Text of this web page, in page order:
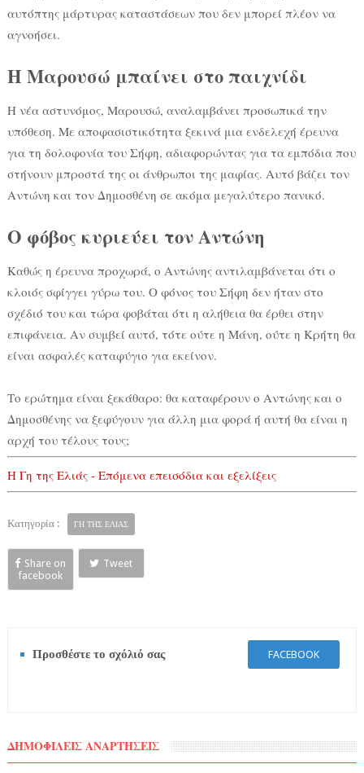
αυτόπτης μάρτυρας καταστάσεων που δεν μπορεί πλέον να
αγνοήσει.
Η Μαρουσώ μπαίνει στο παιχνίδι
Η νέα αστυνόμος, Μαρουσώ, αναλαμβάνει προσωπικά την
υπόθεση. Με αποφασιστικότητα ξεκινά μια ενδελεχή έρευνα
για τη δολοφονία του Σήφη, αδιαφορώντας για τα εμπόδια που
στήνουν μπροστά της οι άνθρωποι της μαφίας. Αυτό βάζει τον
Αντώνη και τον Δημοσθένη σε ακόμα μεγαλύτερο πανικό.
Ο φόβος κυριεύει τον Αντώνη
Καθώς η έρευνα προχωρά, ο Αντώνης αντιλαμβάνεται ότι ο
κλοιός σφίγγει γύρω του. Ο φόνος του Σήφη δεν ήταν στο
σχέδιό του και τώρα φοβάται ότι η αλήθεια θα έρθει στην
επιφάνεια. Αν συμβεί αυτό, τότε ούτε η Μάνη, ούτε η Κρήτη θα
είναι ασφαλές καταφύγιο για εκείνον.
Το ερώτημα είναι ξεκάθαρο: θα καταφέρουν ο Αντώνης και ο
Δημοσθένης να ξεφύγουν για άλλη μια φορά ή αυτή θα είναι η
αρχή του τέλους τους;
Η Γη της Ελιάς - Επόμενα επεισόδια και εξελίξεις
Κατηγορία : ΓΗ ΤΗΣ ΕΛΙΑΣ
Share on
facebook
Tweet
Προσθέστε το σχόλιό σας FACEBOOK
ΔΗΜΟΦΙΛΕΙΣ ΑΝΑΡΤΗΣΕΙΣ